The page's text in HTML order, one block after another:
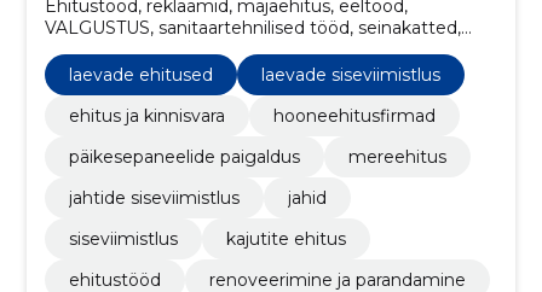
Ehitustööd, reklaamid, majaehitus, eeltööd,
VALGUSTUS, sanitaartehnilised tööd, seinakatted,
põrandakatted, fassaaditööd, päikesepaneelide
paigaldamine
laevade ehitused
laevade siseviimistlus
ehitus ja kinnisvara
hooneehitusfirmad
päikesepaneelide paigaldus
mereehitus
jahtide siseviimistlus
jahid
siseviimistlus
kajutite ehitus
ehitustööd
renoveerimine ja parandamine